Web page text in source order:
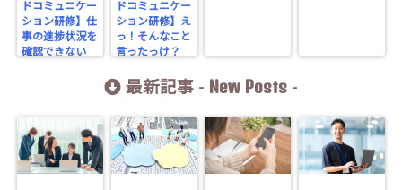
ドコミュニケー
ション研修】仕
事の進捗状況を
確認できない
ドコミュニケー
ション研修】え
っ！そんなこと
言ったっけ？
最新記事 - New Posts -